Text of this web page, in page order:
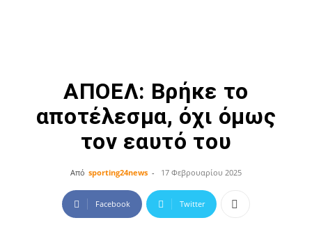
ΑΠΟΕΛ: Βρήκε το
αποτέλεσμα, όχι όμως
τον εαυτό του
Από sporting24news - 17 Φεβρουαρίου 2025
Facebook Twitter